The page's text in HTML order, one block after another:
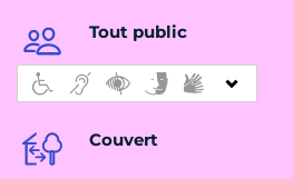
Tout public
Couvert